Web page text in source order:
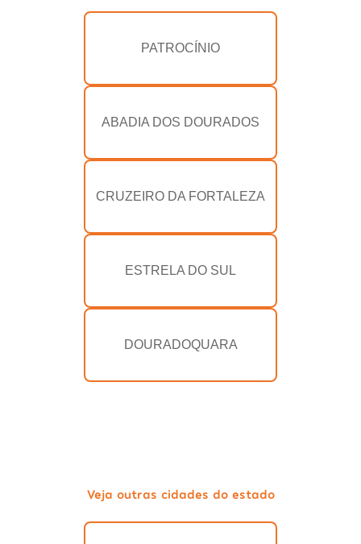
PATROCÍNIO
ABADIA DOS DOURADOS
CRUZEIRO DA FORTALEZA
ESTRELA DO SUL
DOURADOQUARA
Veja outras cidades do estado